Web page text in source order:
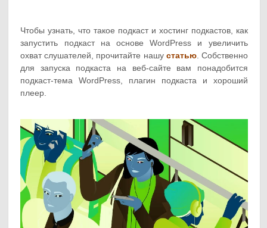
Чтобы узнать, что такое подкаст и хостинг подкастов, как
запустить подкаст на основе WordPress и увеличить
охват слушателей, прочитайте нашу статью. Собственно
для запуска подкаста на веб-сайте вам понадобится
подкаст-тема WordPress, плагин подкаста и хороший
плеер.